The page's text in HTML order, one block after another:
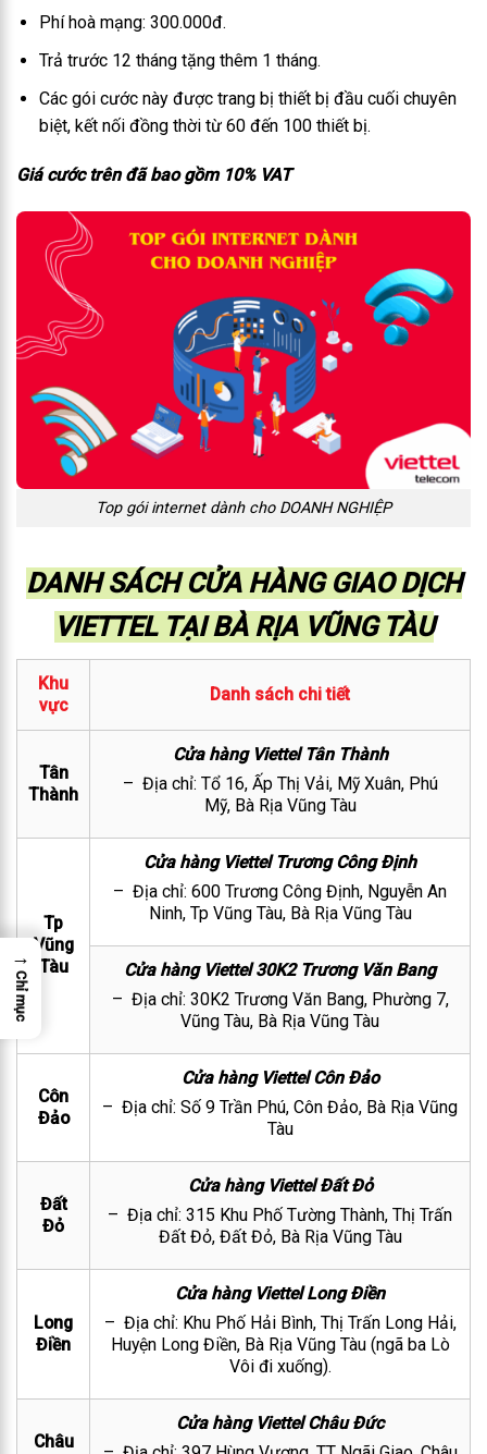
Phí hoà mạng: 300.000đ.
Trả trước 12 tháng tặng thêm 1 tháng.
Các gói cước này được trang bị thiết bị đầu cuối chuyên
biệt, kết nối đồng thời từ 60 đến 100 thiết bị.
Giá cước trên đã bao gồm 10% VAT
Top gói internet dành cho DOANH NGHIỆP
DANH SÁCH CỬA HÀNG GIAO DỊCH
VIETTEL TẠI BÀ RỊA VŨNG TÀU
Khu
vực
Danh sách chi tiết
Tân
Thành
Cửa hàng Viettel Tân Thành
– Địa chỉ: Tổ 16, Ấp Thị Vải, Mỹ Xuân, Phú
Mỹ, Bà Rịa Vũng Tàu
Tp
Vũng
Tàu
Cửa hàng Viettel Trương Công Định
– Địa chỉ: 600 Trương Công Định, Nguyễn An
Ninh, Tp Vũng Tàu, Bà Rịa Vũng Tàu
Cửa hàng Viettel 30K2 Trương Văn Bang
– Địa chỉ: 30K2 Trương Văn Bang, Phường 7,
Vũng Tàu, Bà Rịa Vũng Tàu
Côn
Đảo
Cửa hàng Viettel Côn Đảo
– Địa chỉ: Số 9 Trần Phú, Côn Đảo, Bà Rịa Vũng
Tàu
Đất
Đỏ
Cửa hàng Viettel Đất Đỏ
– Địa chỉ: 315 Khu Phố Tường Thành, Thị Trấn
Đất Đỏ, Đất Đỏ, Bà Rịa Vũng Tàu
Long
Điền
Cửa hàng Viettel Long Điền
– Địa chỉ: Khu Phố Hải Bình, Thị Trấn Long Hải,
Huyện Long Điền, Bà Rịa Vũng Tàu (ngã ba Lò
Vôi đi xuống).
Châu
Cửa hàng Viettel Châu Đức
→
Chỉ mục